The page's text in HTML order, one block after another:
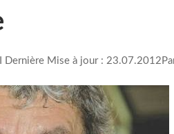
Dernière Mise à jour : 23.07.2012